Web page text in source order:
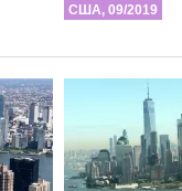
США, 09/2019